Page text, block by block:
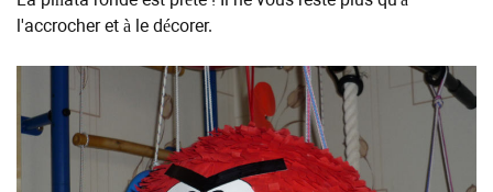
l'accrocher et à le décorer.